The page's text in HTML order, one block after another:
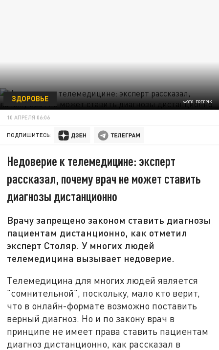
ФОТО: FREEPIK
ЗДОРОВЬЕ
10 АПРЕЛЯ 06:06
ПОДПИШИТЕСЬ:
Недоверие к телемедицине: эксперт
рассказал, почему врач не может ставить
диагнозы дистанционно
Врачу запрещено законом ставить диагнозы
пациентам дистанционно, как отметил
эксперт Столяр. У многих людей
телемедицина вызывает недоверие.
Телемедицина для многих людей является
"сомнительной", поскольку, мало кто верит,
что в онлайн-формате возможно поставить
верный диагноз. Но и по закону врач в
принципе не имеет права ставить пациентам
диагноз дистанционно, как рассказал в